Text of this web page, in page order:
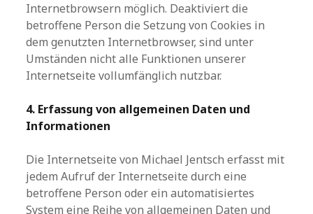
Internetbrowsern möglich. Deaktiviert die
betroffene Person die Setzung von Cookies in
dem genutzten Internetbrowser, sind unter
Umständen nicht alle Funktionen unserer
Internetseite vollumfänglich nutzbar.
4. Erfassung von allgemeinen Daten und
Informationen
Die Internetseite von Michael Jentsch erfasst mit
jedem Aufruf der Internetseite durch eine
betroffene Person oder ein automatisiertes
System eine Reihe von allgemeinen Daten und